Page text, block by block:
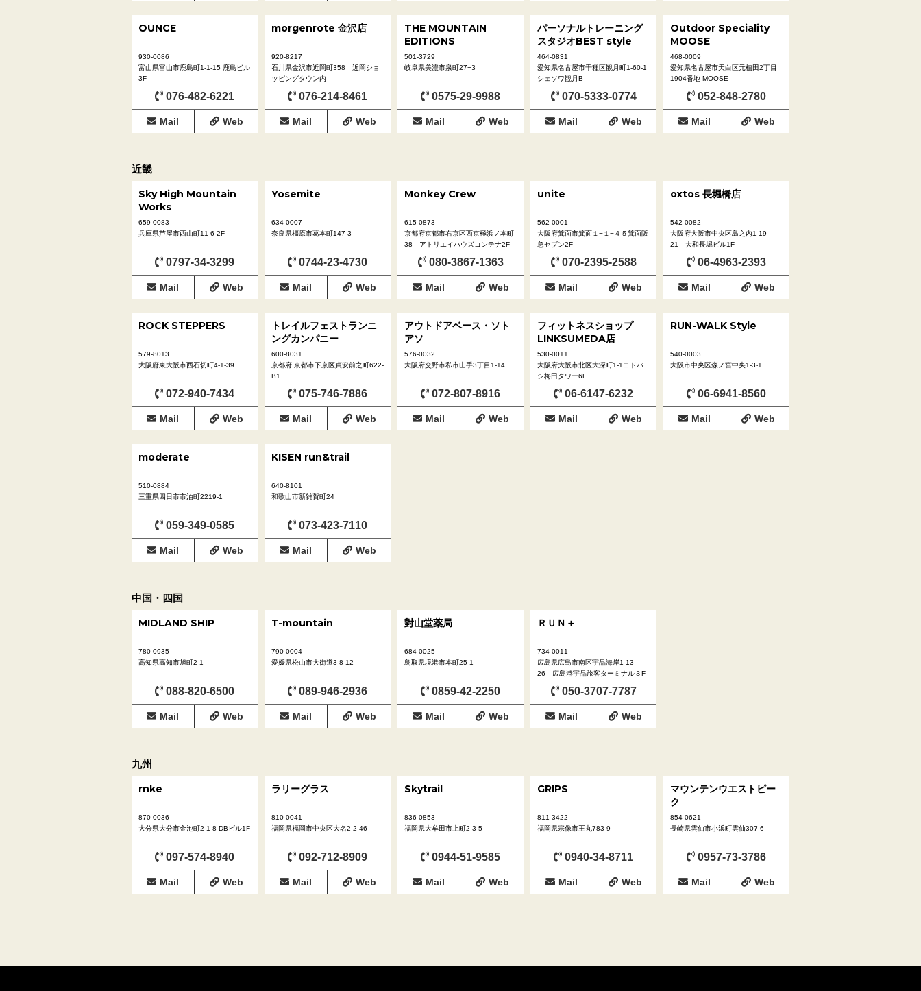
OUNCE
930-0086
富山県富山市鹿島町1-1-15 鹿島ビル
3F
076-482-6221
Mail Web
morgenrote 金沢店
920-8217
石川県金沢市近岡町358 近岡ショ
ッピングタウン内
076-214-8461
Mail Web
THE MOUNTAIN
EDITIONS
501-3729
岐阜県美濃市泉町27−3
0575-29-9988
Mail Web
パーソナルトレーニング
スタジオBEST style
464-0831
愛知県名古屋市千種区観月町1-60-1
シェソワ観月B
070-5333-0774
Mail Web
Outdoor Speciality
MOOSE
468-0009
愛知県名古屋市天白区元植田2丁目
1904番地 MOOSE
052-848-2780
Mail Web
近畿
Sky High Mountain
Works
659-0083
兵庫県芦屋市西山町11-6 2F
0797-34-3299
Mail Web
Yosemite
634-0007
奈良県橿原市葛本町147-3
0744-23-4730
Mail Web
Monkey Crew
615-0873
京都府京都市右京区西京極浜ノ本町
38 アトリエイハウズコンテナ2F
080-3867-1363
Mail Web
unite
562-0001
大阪府箕面市箕面１−１−４５箕面阪
急セブン2F
070-2395-2588
Mail Web
oxtos 長堀橋店
542-0082
大阪府大阪市中央区島之内1-19-
21 大和長堀ビル1F
06-4963-2393
Mail Web
ROCK STEPPERS
579-8013
大阪府東大阪市西石切町4-1-39
072-940-7434
Mail Web
トレイルフェストランニ
ングカンパニー
600-8031
京都府 京都市下京区貞安前之町622-
B1
075-746-7886
Mail Web
アウトドアベース・ソト
アソ
576-0032
大阪府交野市私市山手3丁目1-14
072-807-8916
Mail Web
フィットネスショップ
LINKSUMEDA店
530-0011
大阪府大阪市北区大深町1-1ヨドバ
シ梅田タワー6F
06-6147-6232
Mail Web
RUN-WALK Style
540-0003
大阪市中央区森ノ宮中央1-3-1
06-6941-8560
Mail Web
moderate
510-0884
三重県四日市市泊町2219-1
059-349-0585
Mail Web
KISEN run&trail
640-8101
和歌山市新雑賀町24
073-423-7110
Mail Web
中国・四国
MIDLAND SHIP
780-0935
高知県高知市旭町2-1
088-820-6500
Mail Web
T-mountain
790-0004
愛媛県松山市大街道3-8-12
089-946-2936
Mail Web
對山堂薬局
684-0025
鳥取県境港市本町25-1
0859-42-2250
Mail Web
ＲＵＮ＋
734-0011
広島県広島市南区宇品海岸1-13-
26 広島港宇品旅客ターミナル３F
050-3707-7787
Mail Web
九州
rnke
870-0036
大分県大分市金池町2-1-8 DBビル1F
097-574-8940
Mail Web
ラリーグラス
810-0041
福岡県福岡市中央区大名2-2-46
092-712-8909
Mail Web
Skytrail
836-0853
福岡県大牟田市上町2-3-5
0944-51-9585
Mail Web
GRIPS
811-3422
福岡県宗像市王丸783-9
0940-34-8711
Mail Web
マウンテンウエストピー
ク
854-0621
長崎県雲仙市小浜町雲仙307-6
0957-73-3786
Mail Web